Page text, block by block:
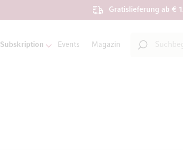
Gratislieferung ab €
Subskription Events Magazin
Suche